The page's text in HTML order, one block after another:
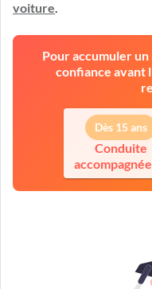
voiture
Pour accumuler
confiance avant
Dès 15 ans
Conduite
accompagnée